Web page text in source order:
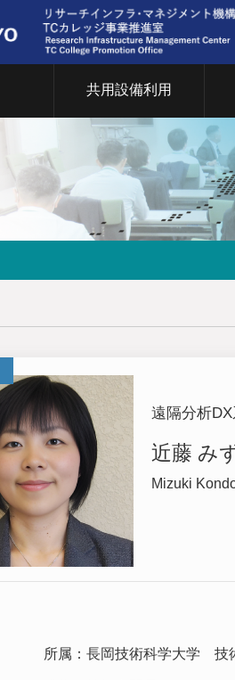
ご挨拶
部門について
マイクロプロセス部門
TCカレッジ
共用設備利用
共用設備について
液体窒素(大岡山)
イベント
2026年
遠隔分析
近藤 み
Mizuki
所属： 長岡技術科学大学 技